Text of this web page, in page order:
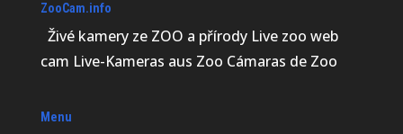
ZooCam.info
Živé kamery ze ZOO a přírody Live zoo web
cam Live-Kameras aus Zoo Cámaras de Zoo
Menu